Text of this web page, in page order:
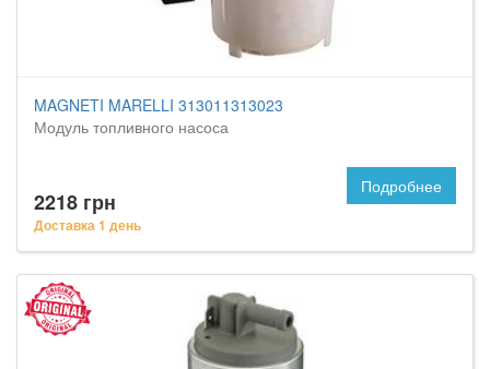
MAGNETI MARELLI 313011313023
Модуль топливного насоса
2218 грн
Доставка 1 день
Подробнее